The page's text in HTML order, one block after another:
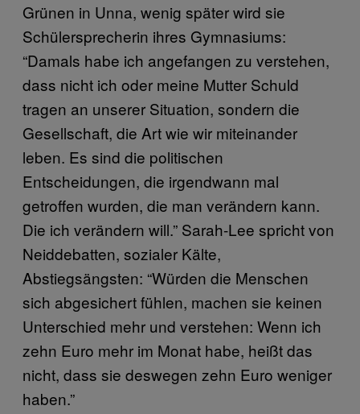
Grünen in Unna, wenig später wird sie
Schülersprecherin ihres Gymnasiums:
“Damals habe ich angefangen zu verstehen,
dass nicht ich oder meine Mutter Schuld
tragen an unserer Situation, sondern die
Gesellschaft, die Art wie wir miteinander
leben. Es sind die politischen
Entscheidungen, die irgendwann mal
getroffen wurden, die man verändern kann.
Die ich verändern will.” Sarah-Lee spricht von
Neiddebatten, sozialer Kälte,
Abstiegsängsten: “Würden die Menschen
sich abgesichert fühlen, machen sie keinen
Unterschied mehr und verstehen: Wenn ich
zehn Euro mehr im Monat habe, heißt das
nicht, dass sie deswegen zehn Euro weniger
haben.”